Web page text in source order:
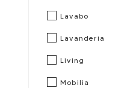
Lavabo
Lavanderia
Living
Mobilia